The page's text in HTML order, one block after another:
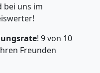
bei uns im
! 9 von 10
Freunden